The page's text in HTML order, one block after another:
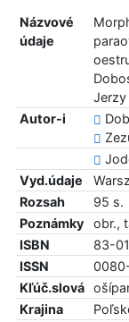
Názvové
údaje
Autor-i
Vyd.údaje
Rozsah
95 s.
Poznámky
obr.,
ISBN
83-
ISSN
Kľúč.slová
Krajina